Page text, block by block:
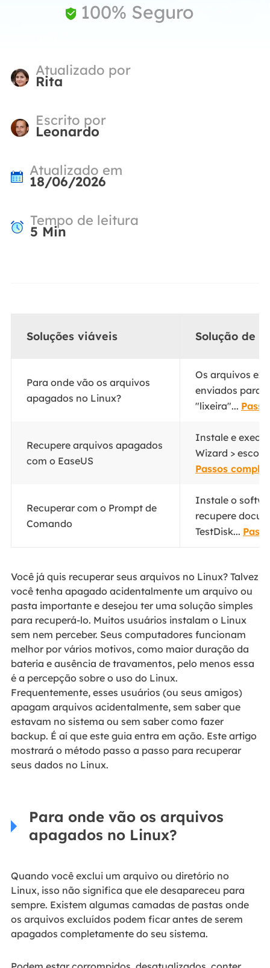
 100% Seguro
Atualizado por
Rita
Escrito por
Leonardo
Atualizado em
18/06/2026
Tempo de leitura
5 Min
Soluções viáveis Solução de
Para onde vão os arquivos
apagados no Linux?
Os arquivos
enviados para
"lixeira"...
Recupere arquivos apagados
com o EaseUS
Instale e
Wizard >
Passos
Recuperar com o Prompt de
Comando
Instale o
recupere
TestDisk...
Você já quis recuperar seus arquivos no Linux? Talvez
você tenha apagado acidentalmente um arquivo ou
pasta importante e desejou ter uma solução simples
para recuperá-lo. Muitos usuários instalam o Linux
sem nem perceber. Seus computadores funcionam
melhor por vários motivos, como maior duração da
bateria e ausência de travamentos, pelo menos essa
é a percepção sobre o uso do Linux.
Frequentemente, esses usuários (ou seus amigos)
apagam arquivos acidentalmente, sem saber que
estavam no sistema ou sem saber como fazer
backup. É aí que este guia entra em ação. Este artigo
mostrará o método passo a passo para recuperar
seus dados no Linux.
Para onde vão os arquivos
apagados no Linux?
Quando você exclui um arquivo ou diretório no
Linux, isso não significa que ele desapareceu para
sempre. Existem algumas camadas de pastas onde
os arquivos excluídos podem ficar antes de serem
apagados completamente do seu sistema.